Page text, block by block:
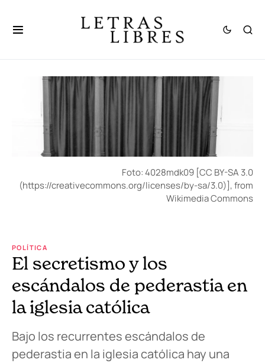
Foto: 4028mdk09 [CC BY-SA 3.0
(https://creativecommons.org/licenses/by-sa/3.0)], from
Wikimedia Commons
POLÍTICA
El secretismo y los
escándalos de pederastia en
la iglesia católica
Bajo los recurrentes escándalos de
pederastia en la iglesia católica hay una